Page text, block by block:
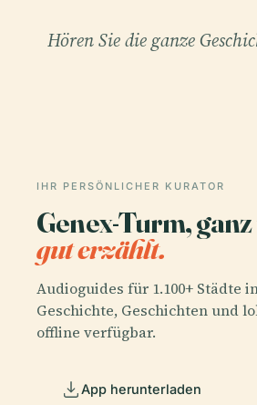
Hören Sie die ganze
IHR PERSÖNLICHER KURATOR
Genex-Turm,
gut erzählt.
Audioguides für 1.100+ Städte
Geschichte, Geschichten und
offline verfügbar.
App herunterladen